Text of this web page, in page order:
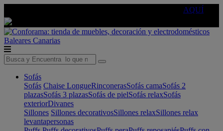
AQUÍ
Baleares Canarias
Sofás
Sofás Chaise LongueRinconerasSofás camaSofás 2
plazasSofás 3 plazasSofás de pielSofás relaxSofás
exteriorDivanes
Sillones Sillones decorativosSillones relaxSillones relax
levantapersonas